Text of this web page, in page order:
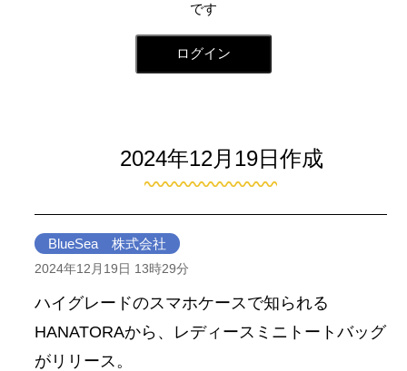
です
ログイン
2024年12月19日作成
BlueSea 株式会社
2024年12月19日 13時29分
ハイグレードのスマホケースで知られる
HANATORAから、レディースミニトートバッグ
がリリース。